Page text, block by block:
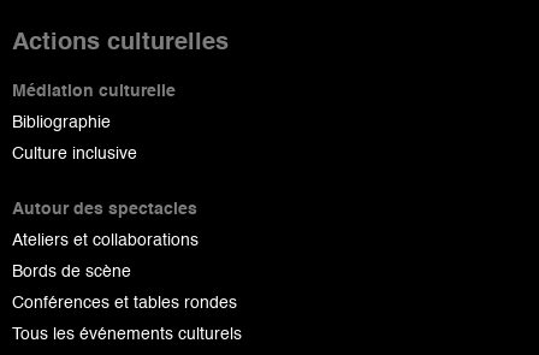
Actions culturelles
Médiation culturelle
Bibliographie
Culture inclusive
Autour des spectacles
Ateliers et collaborations
Bords de scène
Conférences et tables rondes
Tous les événements culturels